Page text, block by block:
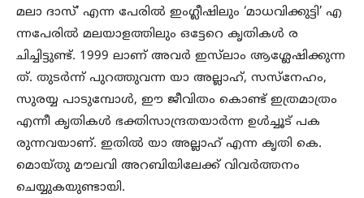
മലാ ദാസ്’ എന്ന പേരില്‍ ഇംഗ്ലീഷിലും ‘മാധവിക്കുട്ടി’ എ
ന്നപേരില്‍ മലയാളത്തിലും ഒട്ടേറെ കൃതികള്‍ ര
ചിച്ചിട്ടുണ്ട്. 1999 ലാണ് അവര്‍ ഇസ്‌ലാം ആശ്ലേഷിക്കുന്ന
ത്. തുടര്‍ന്ന് പുറത്തുവന്ന യാ അല്ലാഹ്, സസ്‌നേഹം,
സുരയ്യ പാടുമ്പോള്‍, ഈ ജീവിതം കൊണ്ട് ഇത്രമാത്രം
എന്നീ കൃതികള്‍ ഭക്തിസാന്ദ്രതയാര്‍ന്ന ഉള്‍ച്ചൂട് പക
രുന്നവയാണ്. ഇതില്‍ യാ അല്ലാഹ് എന്ന കൃതി കെ.
മൊയ്തു മൗലവി അറബിയിലേക്ക് വിവര്‍ത്തനം
ചെയ്യുകയുണ്ടായി.